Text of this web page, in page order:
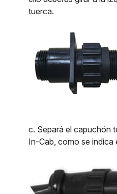
tuerca.
c. Separá el capuchón
In-Cab, como se indica